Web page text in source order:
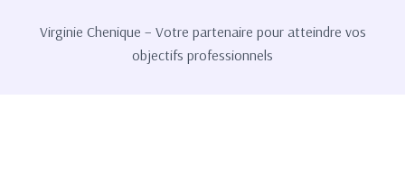
Virginie Chenique – Votre partenaire pour atteindre vos
objectifs professionnels